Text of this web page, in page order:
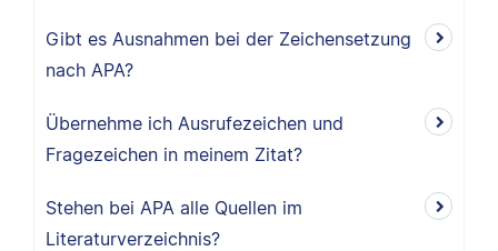
Gibt es Ausnahmen bei der Zeichensetzung
nach APA?
Übernehme ich Ausrufezeichen und
Fragezeichen in meinem Zitat?
Stehen bei APA alle Quellen im
Literaturverzeichnis?